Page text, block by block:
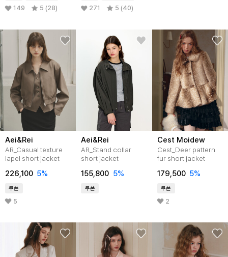
149 5 (28) 271 5 (40)
Aei&Rei
AR_Casual texture
lapel short jacket
226,100 5%
쿠폰
5
Aei&Rei
AR_Stand collar
short jacket
155,800 5%
쿠폰
Cest Moidew
Cest_Deer pattern
fur short jacket
179,500 5%
쿠폰
2